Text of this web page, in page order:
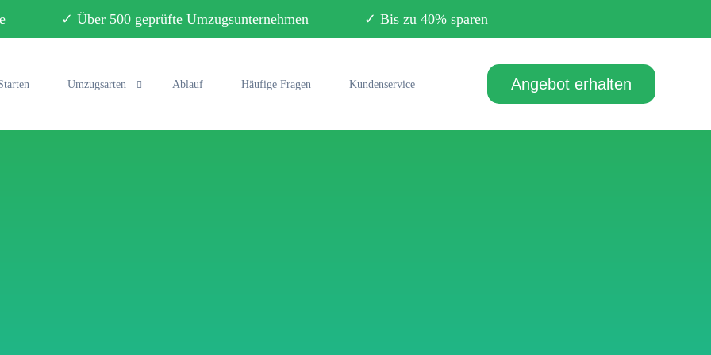
✓ Über 500 geprüfte Umzugsunternehmen ✓ Bis zu 40% sparen
Umzugsarten Ablauf Häufige Fragen Kundenservice Angebot erhalten